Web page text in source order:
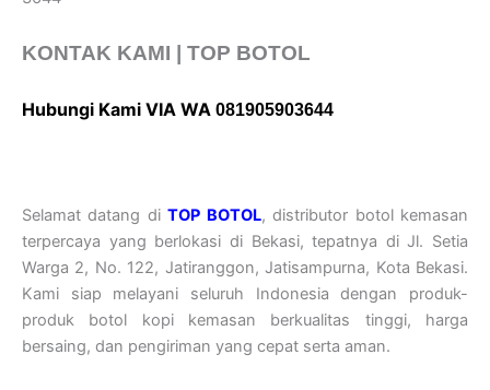
KONTAK KAMI | TOP BOTOL
Hubungi Kami VIA WA 081905903644
Selamat datang diTOP BOTOL, distributor botol kemasan
terpercaya yang berlokasi di Bekasi, tepatnya di Jl. Setia
Warga 2, No. 122, Jatiranggon, Jatisampurna, Kota Bekasi.
Kami siap melayani seluruh Indonesia dengan produk-
produk botol kopi kemasan berkualitas tinggi, harga
bersaing, dan pengiriman yang cepat serta aman.